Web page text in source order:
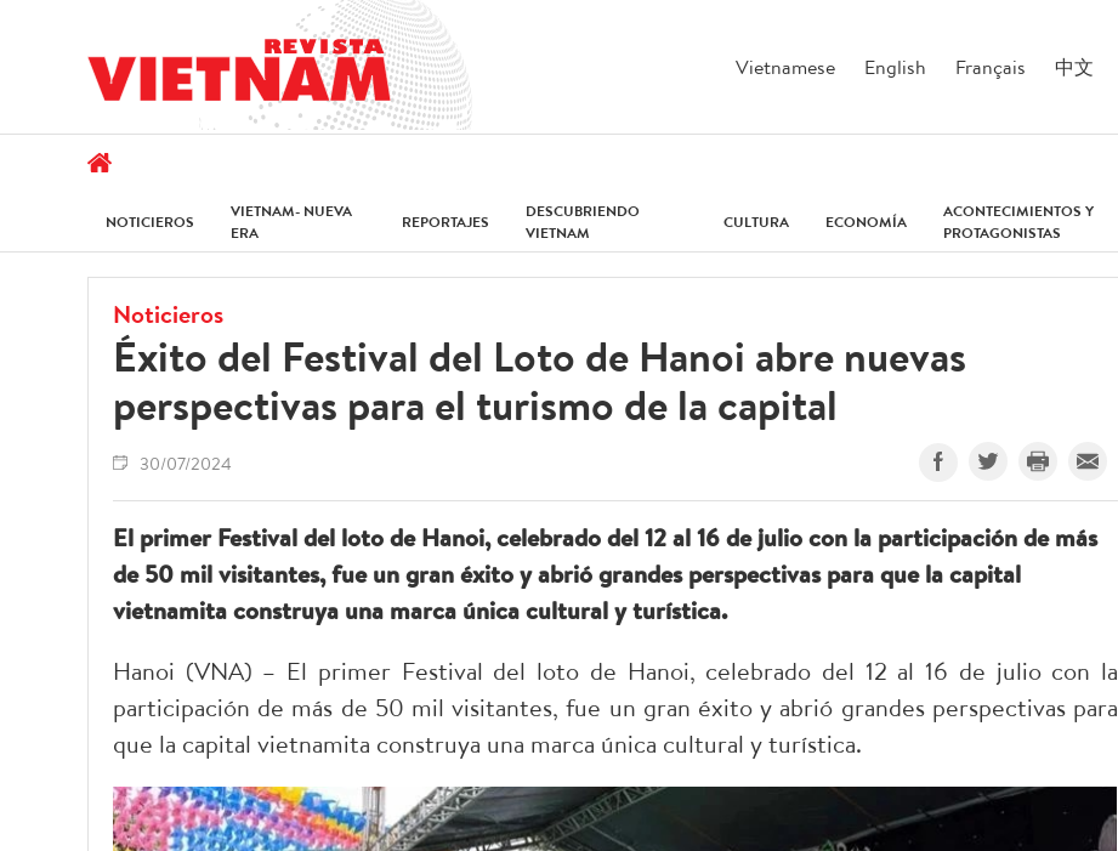
Vietnamese English Français 中文
NOTICIEROS
VIETNAM- NUEVA
ERA
REPORTAJES
DESCUBRIENDO
VIETNAM
CULTURA ECONOMÍA
ACONTECIMIENTOS Y
PROTAGONISTAS
Noticieros
Éxito del Festival del Loto de Hanoi abre nuevas
perspectivas para el turismo de la capital
30/07/2024
El primer Festival del loto de Hanoi, celebrado del 12 al 16 de julio con la participación de más
de 50 mil visitantes, fue un gran éxito y abrió grandes perspectivas para que la capital
vietnamita construya una marca única cultural y turística.
Hanoi (VNA) – El primer Festival del loto de Hanoi, celebrado del 12 al 16 de julio con la
participación de más de 50 mil visitantes, fue un gran éxito y abrió grandes perspectivas para
que la capital vietnamita construya una marca única cultural y turística.